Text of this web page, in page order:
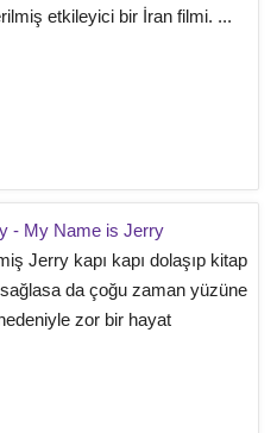
etkileyici bir İran filmi. ...
- My Name is Jerry
Jerry kapı kapı dolaşıp kitap
da çoğu zaman yüzüne
zor bir hayat